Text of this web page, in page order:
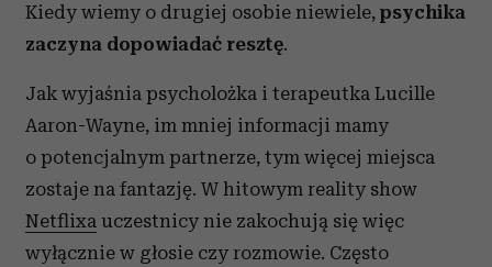
Kiedy wiemy o drugiej osobie niewiele, psychika
zaczyna dopowiadać resztę.
Jak wyjaśnia psycholożka i terapeutka Lucille
Aaron-Wayne, im mniej informacji mamy
o potencjalnym partnerze, tym więcej miejsca
zostaje na fantazję. W hitowym reality show
Netflixa uczestnicy nie zakochują się więc
wyłącznie w głosie czy rozmowie. Często